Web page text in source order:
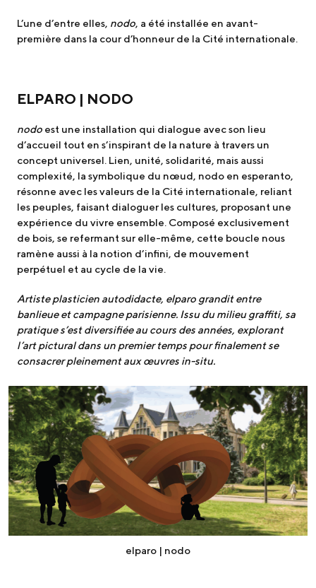
L’une d’entre elles, nodo, a été installée en avant-
première dans la cour d’honneur de la Cité internationale.
ELPARO | NODO
nodo est une installation qui dialogue avec son lieu
d’accueil tout en s’inspirant de la nature à travers un
concept universel. Lien, unité, solidarité, mais aussi
complexité, la symbolique du nœud, nodo en esperanto,
résonne avec les valeurs de la Cité internationale, reliant
les peuples, faisant dialoguer les cultures, proposant une
expérience du vivre ensemble. Composé exclusivement
de bois, se refermant sur elle-même, cette boucle nous
ramène aussi à la notion d’infini, de mouvement
perpétuel et au cycle de la vie.
Artiste plasticien autodidacte, elparo grandit entre
banlieue et campagne parisienne. Issu du milieu graffiti, sa
pratique s’est diversifiée au cours des années, explorant
l’art pictural dans un premier temps pour finalement se
consacrer pleinement aux œuvres in-situ.
elparo | nodo